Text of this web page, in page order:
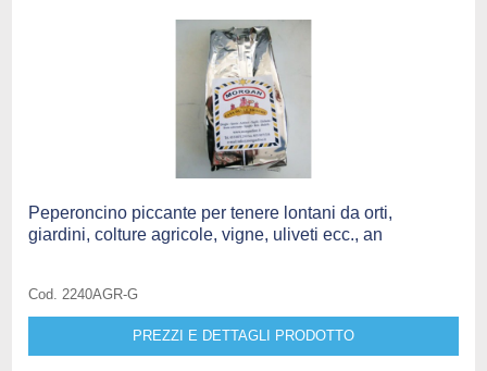
Peperoncino piccante per tenere lontani da orti,
giardini, colture agricole, vigne, uliveti ecc., an
Cod. 2240AGR-G
PREZZI E DETTAGLI PRODOTTO